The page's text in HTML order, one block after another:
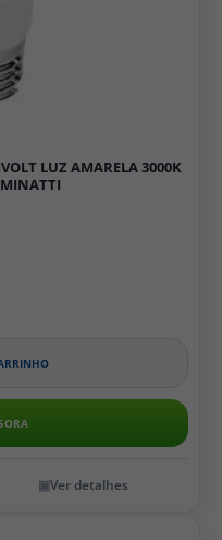
LUZ AMARELA 3000K
Ver detalhes